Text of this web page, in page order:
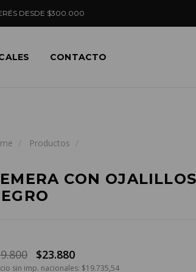
DESDE $300.000
CONTACTO
Productos
CON
$23.880
sin imp. nacionales: $19.735,54